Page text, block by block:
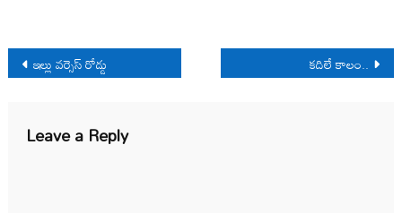
Post
navigation
ఇల్లు వర్సెస్ రోడ్డు కదిలే కాలం..
Leave a Reply